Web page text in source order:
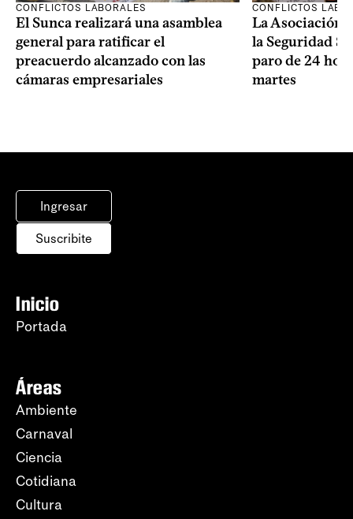
CONFLICTOS LABORALES
El Sunca realizará una asamblea
general para ratificar el
preacuerdo alcanzado con las
cámaras empresariales
CONFLICTOS
La Asociación
la Seguridad
paro de 24
martes
Ingresar
Suscribite
Inicio
Portada
Áreas
Ambiente
Carnaval
Ciencia
Cotidiana
Cultura